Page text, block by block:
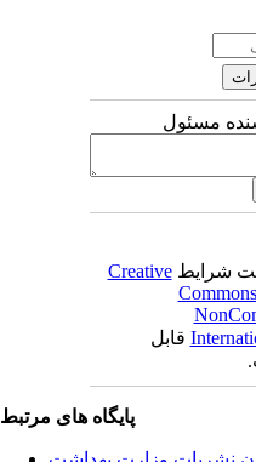
مسئول
شرایطCreative
قابل
پایگاه های مرتبط